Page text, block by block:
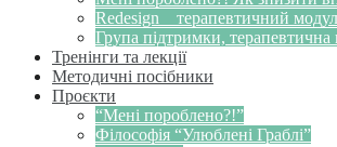
Redesign _ терапевтичний
Група підтримки, терапевтична
Тренінги та лекції
Методичні посібники
Проєкти
“Мені пороблено?!”
Філософія “Улюблені Граблі”